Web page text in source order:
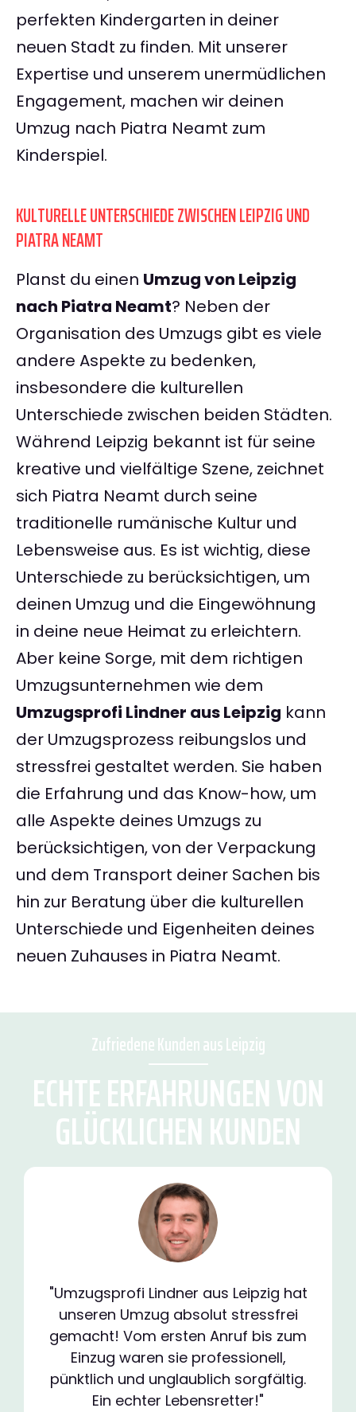
perfekten Kindergarten in deiner
neuen Stadt zu finden. Mit unserer
Expertise und unserem unermüdlichen
Engagement, machen wir deinen
Umzug nach Piatra Neamt zum
Kinderspiel.
KULTURELLE UNTERSCHIEDE ZWISCHEN LEIPZIG UND
PIATRA NEAMT
Planst du einen Umzug von Leipzig
nach Piatra Neamt? Neben der
Organisation des Umzugs gibt es viele
andere Aspekte zu bedenken,
insbesondere die kulturellen
Unterschiede zwischen beiden Städten.
Während Leipzig bekannt ist für seine
kreative und vielfältige Szene, zeichnet
sich Piatra Neamt durch seine
traditionelle rumänische Kultur und
Lebensweise aus. Es ist wichtig, diese
Unterschiede zu berücksichtigen, um
deinen Umzug und die Eingewöhnung
in deine neue Heimat zu erleichtern.
Aber keine Sorge, mit dem richtigen
Umzugsunternehmen wie dem
Umzugsprofi Lindner aus Leipzig kann
der Umzugsprozess reibungslos und
stressfrei gestaltet werden. Sie haben
die Erfahrung und das Know-how, um
alle Aspekte deines Umzugs zu
berücksichtigen, von der Verpackung
und dem Transport deiner Sachen bis
hin zur Beratung über die kulturellen
Unterschiede und Eigenheiten deines
neuen Zuhauses in Piatra Neamt.
Zufriedene Kunden aus Leipzig
ECHTE ERFAHRUNGEN VON
GLÜCKLICHEN KUNDEN
"Umzugsprofi Lindner aus Leipzig hat
unseren Umzug absolut stressfrei
gemacht! Vom ersten Anruf bis zum
Einzug waren sie professionell,
pünktlich und unglaublich sorgfältig.
Ein echter Lebensretter!"